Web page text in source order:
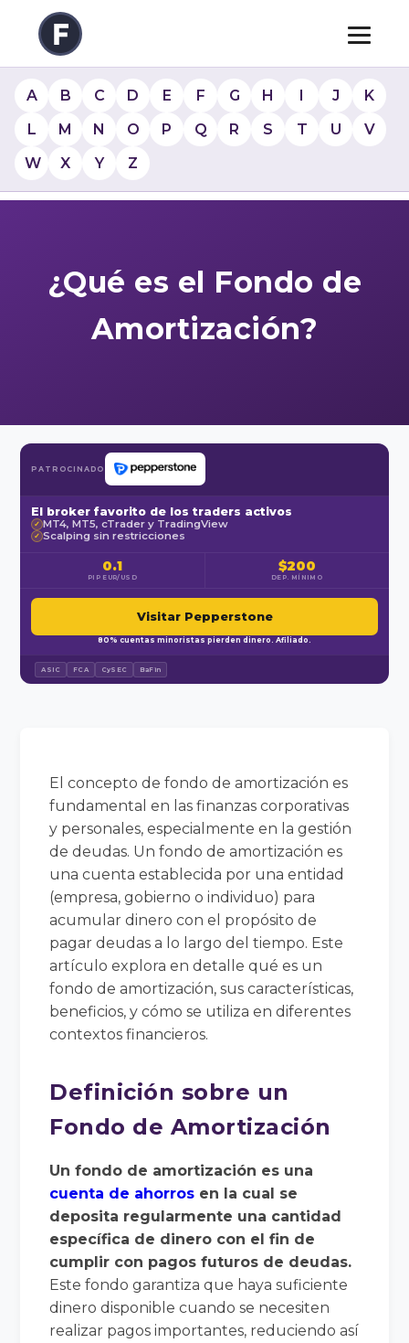
A B C D E F G H I J
K
L
M N O P Q R S T U
V
W
X Y Z
¿Qué es el Fondo de
Amortización?
PATROCINADO
El broker favorito de los traders activos
✓ MT4, MT5, cTrader y TradingView
✓ Scalping sin restricciones
0.1
PIP EUR/USD
$200
DEP. MÍNIMO
Visitar Pepperstone
80% cuentas minoristas pierden dinero. Afiliado.
ASIC FCA CySEC BaFin
El concepto de fondo de amortización es
fundamental en las finanzas corporativas
y personales, especialmente en la gestión
de deudas. Un fondo de amortización es
una cuenta establecida por una entidad
(empresa, gobierno o individuo) para
acumular dinero con el propósito de
pagar deudas a lo largo del tiempo. Este
artículo explora en detalle qué es un
fondo de amortización, sus características,
beneficios, y cómo se utiliza en diferentes
contextos financieros.
Definición sobre un
Fondo de Amortización
Un fondo de amortización es una
cuenta de ahorros en la cual se
deposita regularmente una cantidad
específica de dinero con el fin de
cumplir con pagos futuros de deudas.
Este fondo garantiza que haya suficiente
dinero disponible cuando se necesiten
realizar pagos importantes, reduciendo así